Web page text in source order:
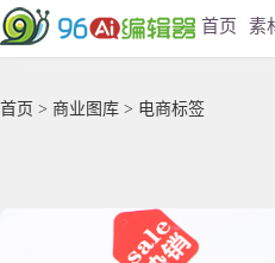
首页 素
首页 > 商业图库 > 电商标签